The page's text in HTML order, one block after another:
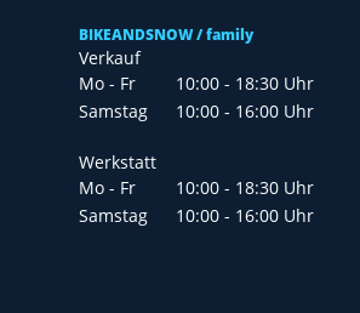
BIKEANDSNOW / family
Verkauf
Mo - Fr
10:00 - 18:30 Uhr
Samstag
10:00 - 16:00 Uhr
Werkstatt
Mo - Fr
10:00 - 18:30 Uhr
Samstag
10:00 - 16:00 Uhr